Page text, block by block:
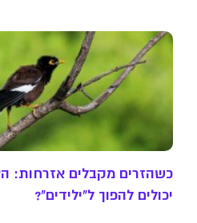
כשהזרים מקבלים אזרחות:
יכולים להפוך ל"ילידים"?